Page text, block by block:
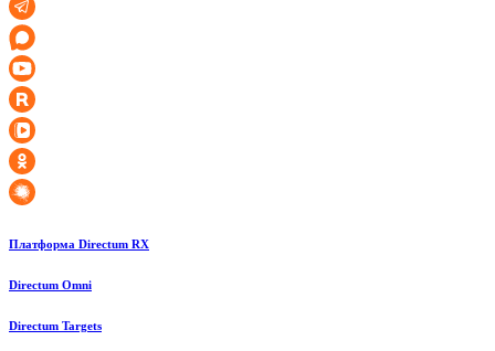
Платформа Directum RX
Directum Omni
Directum Targets